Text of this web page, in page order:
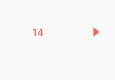
14